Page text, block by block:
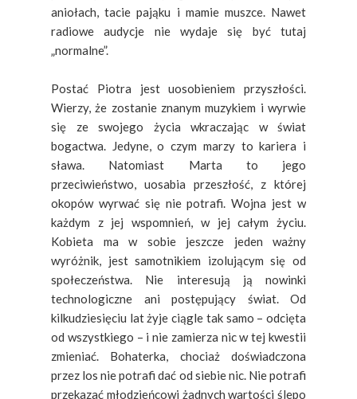
aniołach, tacie pająku i mamie muszce. Nawet
radiowe audycje nie wydaje się być tutaj
„normalne”.
Postać Piotra jest uosobieniem przyszłości.
Wierzy, że zostanie znanym muzykiem i wyrwie
się ze swojego życia wkraczając w świat
bogactwa. Jedyne, o czym marzy to kariera i
sława. Natomiast Marta to jego
przeciwieństwo, uosabia przeszłość, z której
okopów wyrwać się nie potrafi. Wojna jest w
każdym z jej wspomnień, w jej całym życiu.
Kobieta ma w sobie jeszcze jeden ważny
wyróżnik, jest samotnikiem izolującym się od
społeczeństwa. Nie interesują ją nowinki
technologiczne ani postępujący świat. Od
kilkudziesięciu lat żyje ciągle tak samo – odcięta
od wszystkiego – i nie zamierza nic w tej kwestii
zmieniać. Bohaterka, chociaż doświadczona
przez los nie potrafi dać od siebie nic. Nie potrafi
przekazać młodzieńcowi żadnych wartości ślepo